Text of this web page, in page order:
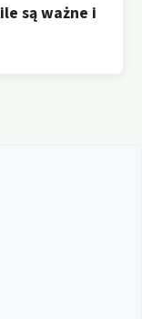
są ważne i